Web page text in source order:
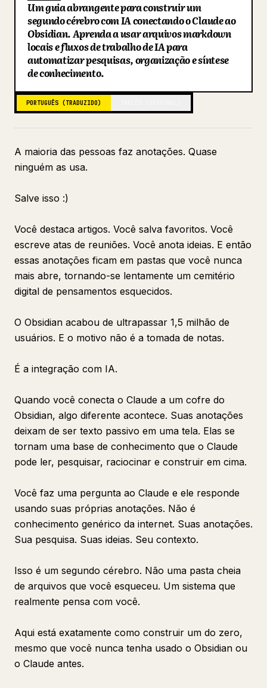
Blog
Atualizações
Um guia abrangente para construir um
segundo cérebro com IA conectando o Claude ao
Obsidian. Aprenda a usar arquivos markdown
locais e fluxos de trabalho de IA para
automatizar pesquisas, organização e síntese
de conhecimento.
PORTUGUÊS (TRADUZIDO)
A maioria das pessoas faz anotações. Quase
ninguém as usa.
Salve isso :)
Você destaca artigos. Você salva favoritos. Você
escreve atas de reuniões. Você anota ideias. E então
essas anotações ficam em pastas que você nunca
mais abre, tornando-se lentamente um cemitério
digital de pensamentos esquecidos.
O Obsidian acabou de ultrapassar 1,5 milhão de
usuários. E o motivo não é a tomada de notas.
É a integração com IA.
Quando você conecta o Claude a um cofre do
Obsidian, algo diferente acontece. Suas anotações
deixam de ser texto passivo em uma tela. Elas se
tornam uma base de conhecimento que o Claude
pode ler, pesquisar, raciocinar e construir em cima.
Você faz uma pergunta ao Claude e ele responde
usando suas próprias anotações. Não é
conhecimento genérico da internet. Suas anotações.
Sua pesquisa. Suas ideias. Seu contexto.
Isso é um segundo cérebro. Não uma pasta cheia
de arquivos que você esqueceu. Um sistema que
realmente pensa com você.
Aqui está exatamente como construir um do zero,
mesmo que você nunca tenha usado o Obsidian ou
o Claude antes.